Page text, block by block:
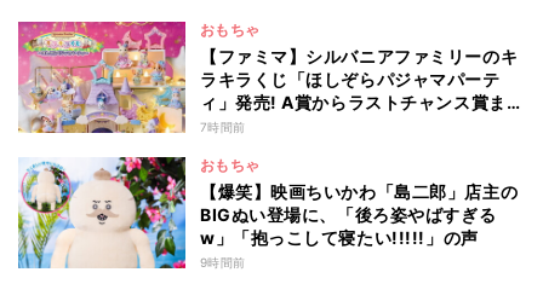
おもちゃ
【ファミマ】シルバニアファミリーのキ
ラキラくじ「ほしぞらパジャマパーテ
ィ」発売! A賞からラストチャンス賞まで
を一覧で紹介
7時間前
おもちゃ
【爆笑】映画ちいかわ「島二郎」店主の
BIGぬい登場に、「後ろ姿やばすぎる
w」「抱っこして寝たい!!!!!」の声
9時間前